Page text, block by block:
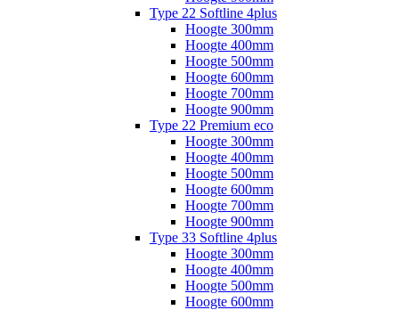
Type 22 Softline 4plus
Hoogte 300mm
Hoogte 400mm
Hoogte 500mm
Hoogte 600mm
Hoogte 700mm
Hoogte 900mm
Type 22 Premium eco
Hoogte 300mm
Hoogte 400mm
Hoogte 500mm
Hoogte 600mm
Hoogte 700mm
Hoogte 900mm
Type 33 Softline 4plus
Hoogte 300mm
Hoogte 400mm
Hoogte 500mm
Hoogte 600mm